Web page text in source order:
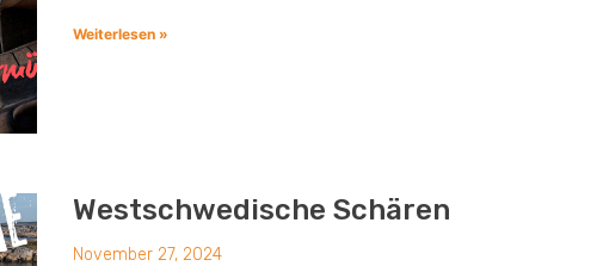
Weiterlesen »
Westschwedische Schären
November 27, 2024